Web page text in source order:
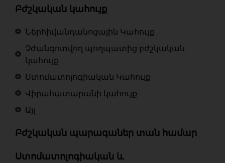
Բժշկական կահույք
Ներհիվանդանոցային Կահույք
Չժանգոտվող պողպատից բժշկական
կահույք
Ստոմատոլոգիական Կահույք
Վիրահատարանի կահույք
Այլ
Բժշկական պարագաներ տան համար
Ստոմատոլոգիական և